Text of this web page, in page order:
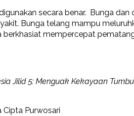
secara benar. Bunga dan
Bunga telang mampu
mempercepat
Jilid 5: Menguak Kekayaan
Cipta Purwosari